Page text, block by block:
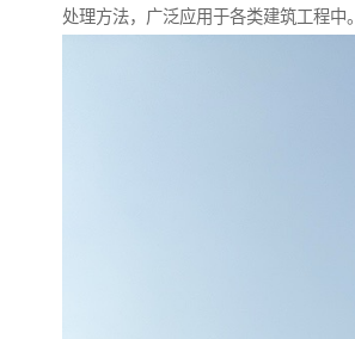
处理方法，广泛应用于各类建筑工程中。